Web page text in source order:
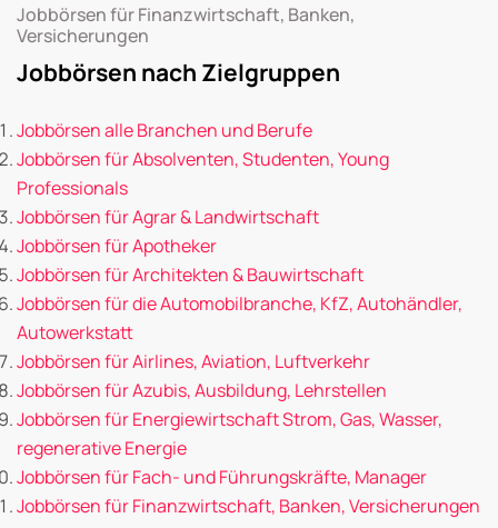
Jobbörsen für Finanzwirtschaft, Banken,
Versicherungen
Jobbörsen nach Zielgruppen
Jobbörsen alle Branchen und Berufe
Jobbörsen für Absolventen, Studenten, Young
Professionals
Jobbörsen für Agrar & Landwirtschaft
Jobbörsen für Apotheker
Jobbörsen für Architekten & Bauwirtschaft
Jobbörsen für die Automobilbranche, KfZ, Autohändler,
Autowerkstatt
Jobbörsen für Airlines, Aviation, Luftverkehr
Jobbörsen für Azubis, Ausbildung, Lehrstellen
Jobbörsen für Energiewirtschaft Strom, Gas, Wasser,
regenerative Energie
Jobbörsen für Fach- und Führungskräfte, Manager
Jobbörsen für Finanzwirtschaft, Banken, Versicherungen